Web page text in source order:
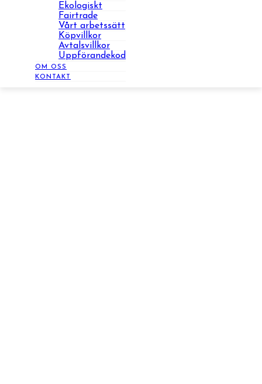
Ekologiskt
Fairtrade
Vårt arbetssätt
Köpvillkor
Avtalsvillkor
Uppförandekod
OM OSS
KONTAKT